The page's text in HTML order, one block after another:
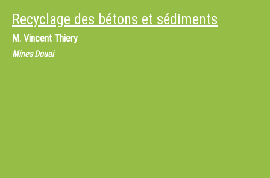
Recyclage des bétons et sédiments
M. Vincent Thiery
Mines Douai